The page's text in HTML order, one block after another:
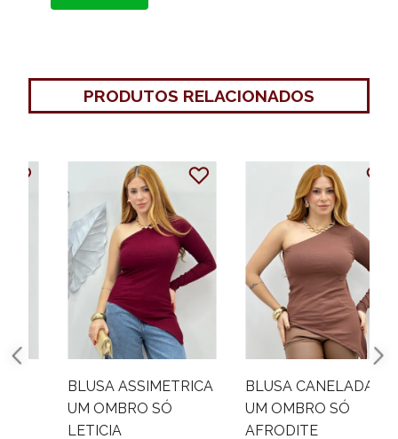
PRODUTOS RELACIONADOS
BLUSA ASSIMETRICA
UM OMBRO SÓ
LETICIA
BLUSA CANELADA
UM OMBRO SÓ
AFRODITE